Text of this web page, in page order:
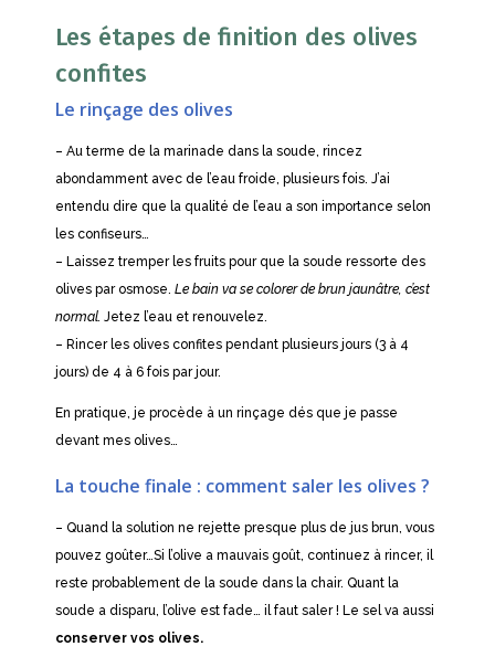
Les étapes de finition des olives
confites
Le rinçage des olives
– Au terme de la marinade dans la soude, rincez
abondamment avec de l’eau froide, plusieurs fois. J’ai
entendu dire que la qualité de l’eau a son importance selon
les confiseurs…
– Laissez tremper les fruits pour que la soude ressorte des
olives par osmose. Le bain va se colorer de brun jaunâtre, c’est
normal. Jetez l’eau et renouvelez.
– Rincer les olives confites pendant plusieurs jours (3 à 4
jours) de 4 à 6 fois par jour.
En pratique, je procède à un rinçage dés que je passe
devant mes olives…
La touche finale : comment saler les olives ?
– Quand la solution ne rejette presque plus de jus brun, vous
pouvez goûter…Si l’olive a mauvais goût, continuez à rincer, il
reste probablement de la soude dans la chair. Quant la
soude a disparu, l’olive est fade… il faut saler ! Le sel va aussi
conserver vos olives.